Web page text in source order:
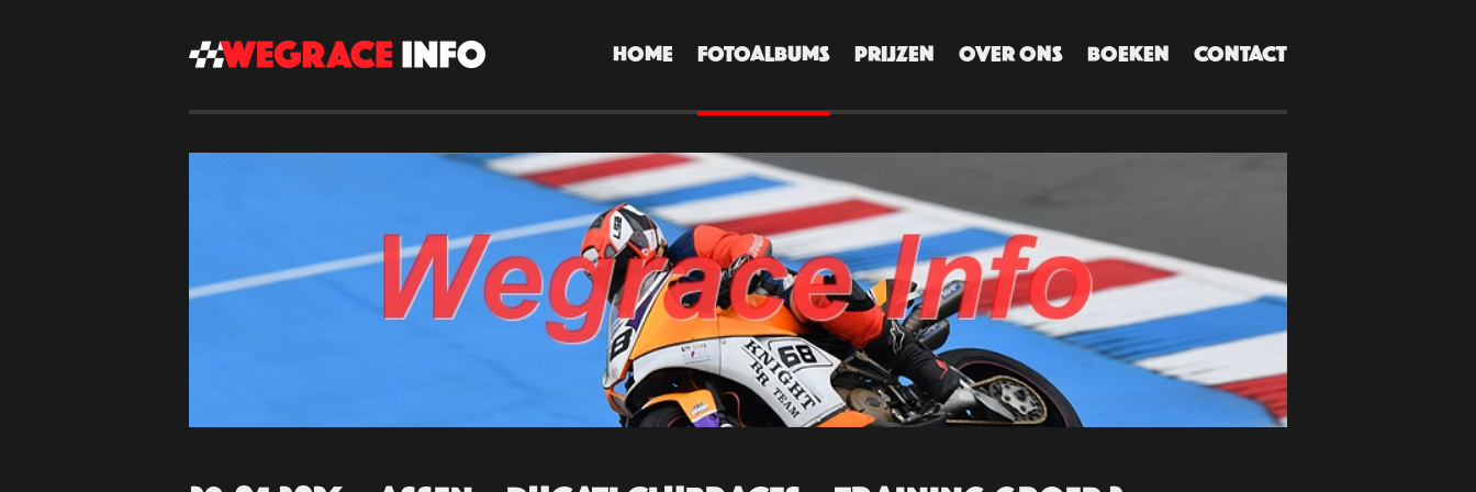
HOME FOTOALBUMS PRIJZEN OVER ONS BOEKEN CONTACT